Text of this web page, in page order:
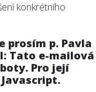
konkrétního
p. Pavla
Tato e-mailová
Pro její